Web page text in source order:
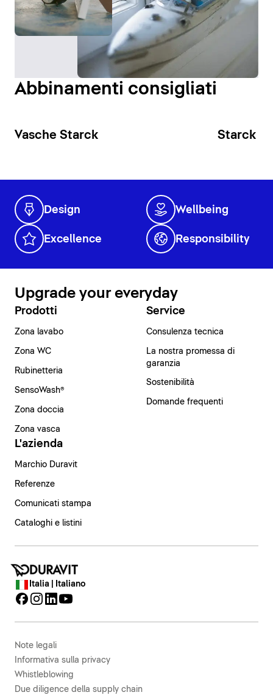
Abbinamenti consigliati
Vasche Starck Starck
Design Wellbeing
Excellence Responsibility
Upgrade your everyday
Prodotti
Zona lavabo
Zona WC
Rubinetteria
SensoWash®
Zona doccia
Zona vasca
Service
Consulenza tecnica
La nostra promessa di
garanzia
Sostenibilità
Domande frequenti
L'azienda
Marchio Duravit
Referenze
Comunicati stampa
Cataloghi e listini
Italia | Italiano
Note legali
Informativa sulla privacy
Whistleblowing
Due diligence della supply chain